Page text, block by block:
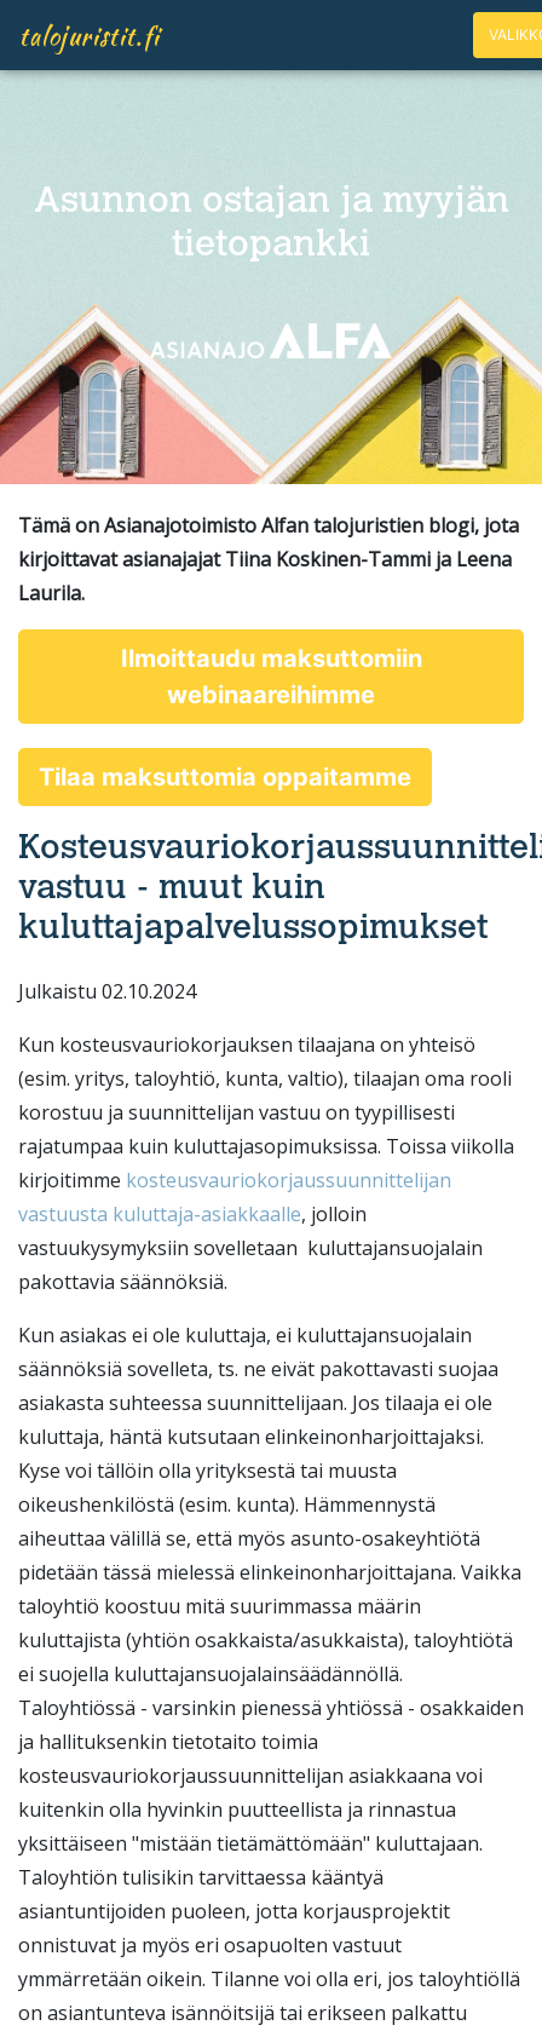
talojuristit.fi
Asunnon ostajan ja myyjän
tietopankki
Tämä on Asianajotoimisto Alfan talojuristien blogi, jota
kirjoittavat asianajajat Tiina Koskinen-Tammi ja Leena
Laurila.
Ilmoittaudu maksuttomiin
webinaareihimme
Tilaa maksuttomia oppaitamme
vastuu - muut kuin
kuluttajapalvelussopimukset
Julkaistu 02.10.2024
Kun kosteusvauriokorjauksen tilaajana on yhteisö
(esim. yritys, taloyhtiö, kunta, valtio), tilaajan oma rooli
korostuu ja suunnittelijan vastuu on tyypillisesti
rajatumpaa kuin kuluttajasopimuksissa. Toissa viikolla
kirjoitimme kosteusvauriokorjaussuunnittelijan
vastuusta kuluttaja-asiakkaalle, jolloin
vastuukysymyksiin sovelletaan kuluttajansuojalain
pakottavia säännöksiä.
Kun asiakas ei ole kuluttaja, ei kuluttajansuojalain
säännöksiä sovelleta, ts. ne eivät pakottavasti suojaa
asiakasta suhteessa suunnittelijaan. Jos tilaaja ei ole
kuluttaja, häntä kutsutaan elinkeinonharjoittajaksi.
Kyse voi tällöin olla yrityksestä tai muusta
oikeushenkilöstä (esim. kunta). Hämmennystä
aiheuttaa välillä se, että myös asunto-osakeyhtiötä
pidetään tässä mielessä elinkeinonharjoittajana. Vaikka
taloyhtiö koostuu mitä suurimmassa määrin
kuluttajista (yhtiön osakkaista/asukkaista), taloyhtiötä
ei suojella kuluttajansuojalainsäädännöllä.
Taloyhtiössä - varsinkin pienessä yhtiössä - osakkaiden
ja hallituksenkin tietotaito toimia
kosteusvauriokorjaussuunnittelijan asiakkaana voi
kuitenkin olla hyvinkin puutteellista ja rinnastua
yksittäiseen "mistään tietämättömään" kuluttajaan.
Taloyhtiön tulisikin tarvittaessa kääntyä
asiantuntijoiden puoleen, jotta korjausprojektit
onnistuvat ja myös eri osapuolten vastuut
ymmärretään oikein. Tilanne voi olla eri, jos taloyhtiöllä
on asiantunteva isännöitsijä tai erikseen palkattu